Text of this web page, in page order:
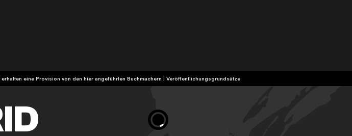
eine Provision von den hier angeführten Buchmachern | Veröffentlichungsgrundsätze